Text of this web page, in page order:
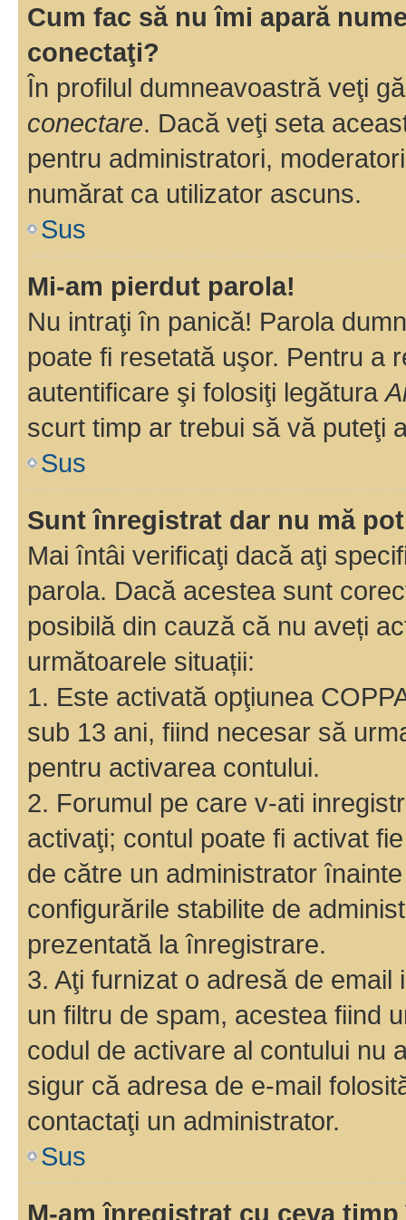
Cum fac să nu îmi apară
conectaţi?
În profilul dumneavoastră veţi
conectare. Dacă veţi seta
pentru administratori,
numărat ca utilizator ascuns.
Sus
Mi-am pierdut parola!
Nu intraţi în panică! Parola
poate fi resetată uşor. Pentru a
autentificare şi folosiţi legătura
scurt timp ar trebui să vă puteţi
Sus
Sunt înregistrat dar nu mă
Mai întâi verificaţi dacă aţi
parola. Dacă acestea sunt
posibilă din cauză că nu aveți
următoarele situații:
1. Este activată opţiunea
sub 13 ani, fiind necesar să
pentru activarea contului.
2. Forumul pe care v-ati
activaţi; contul poate fi activat
de către un administrator
configurările stabilite de
prezentată la înregistrare.
3. Aţi furnizat o adresă de
un filtru de spam, acestea fiind
codul de activare al contului nu
sigur că adresa de e-mail
contactaţi un administrator.
Sus
M-am înregistrat cu ceva